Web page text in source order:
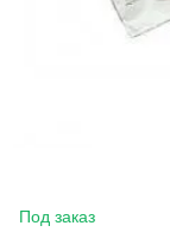
Под заказ